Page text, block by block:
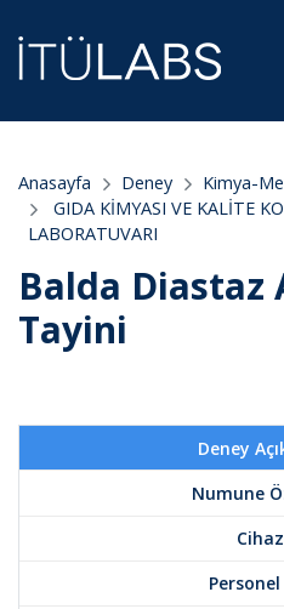
Anasayfa Deney
Kimya-
GIDA KİMYASI VE KALİTE
LABORATUVARI
Balda
Tayini
Deney
Numune